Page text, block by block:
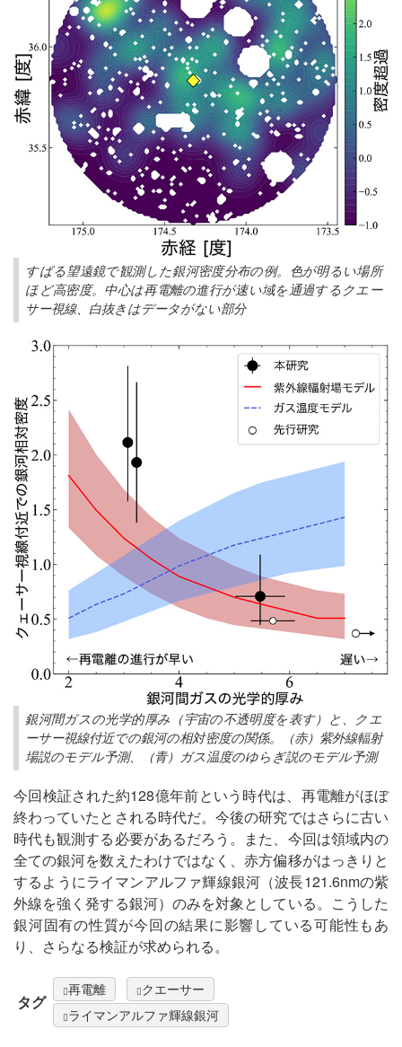
すばる望遠鏡で観測した銀河密度分布の例。色が明るい場所
ほど高密度。中心は再電離の進行が速い域を通過するクエー
サー視線、白抜きはデータがない部分
銀河間ガスの光学的厚み（宇宙の不透明度を表す）と、クエ
ーサー視線付近での銀河の相対密度の関係。（赤）紫外線輻射
場説のモデル予測、（青）ガス温度のゆらぎ説のモデル予測
今回検証された約128億年前という時代は、再電離がほぼ
終わっていたとされる時代だ。今後の研究ではさらに古い
時代も観測する必要があるだろう。また、今回は領域内の
全ての銀河を数えたわけではなく、赤方偏移がはっきりと
するようにライマンアルファ輝線銀河（波長121.6nmの紫
外線を強く発する銀河）のみを対象としている。こうした
銀河固有の性質が今回の結果に影響している可能性もあ
り、さらなる検証が求められる。
タグ
再電離
クエーサー
ライマンアルファ輝線銀河